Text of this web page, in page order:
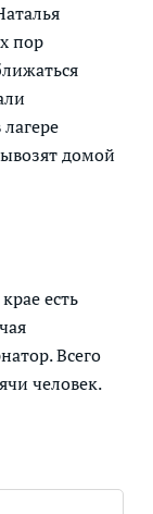
пор
домой
есть
Всего
человек.